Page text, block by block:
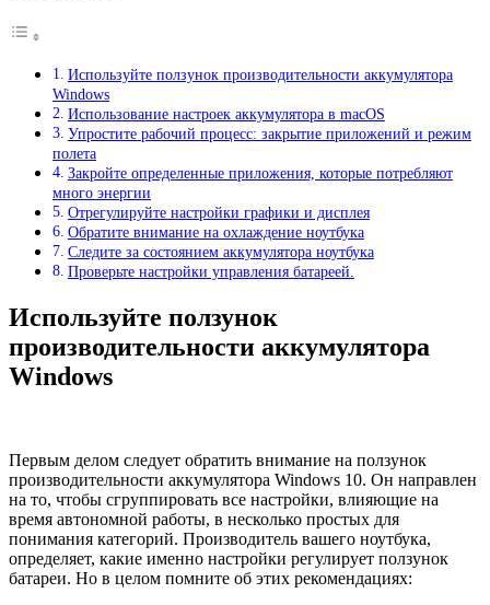
Используйте ползунок производительности аккумулятора
Windows
Использование настроек аккумулятора в macOS
Упростите рабочий процесс: закрытие приложений и режим
полета
Закройте определенные приложения, которые потребляют
много энергии
Отрегулируйте настройки графики и дисплея
Обратите внимание на охлаждение ноутбука
Следите за состоянием аккумулятора ноутбука
Проверьте настройки управления батареей.
Используйте ползунок
производительности аккумулятора
Windows
Первым делом следует обратить внимание на ползунок
производительности аккумулятора Windows 10. Он направлен
на то, чтобы сгруппировать все настройки, влияющие на
время автономной работы, в несколько простых для
понимания категорий. Производитель вашего ноутбука,
определяет, какие именно настройки регулирует ползунок
батареи. Но в целом помните об этих рекомендациях: